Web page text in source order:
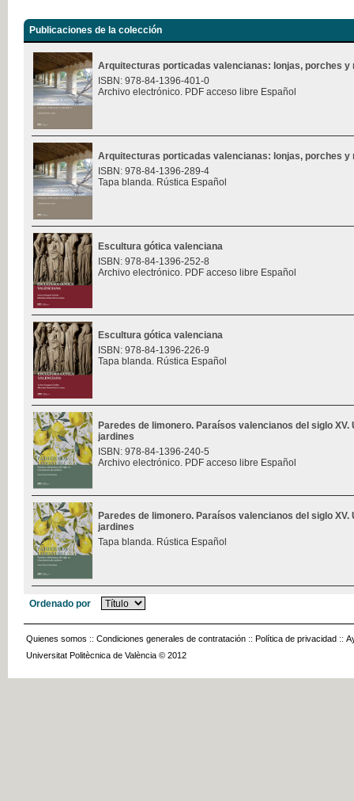
Publicaciones de la colección
Arquitecturas porticadas valencianas: lonjas, porches y
ISBN: 978-84-1396-401-0
Archivo electrónico. PDF acceso libre Español
Arquitecturas porticadas valencianas: lonjas, porches y
ISBN: 978-84-1396-289-4
Tapa blanda. Rústica Español
Escultura gótica valenciana
ISBN: 978-84-1396-252-8
Archivo electrónico. PDF acceso libre Español
Escultura gótica valenciana
ISBN: 978-84-1396-226-9
Tapa blanda. Rústica Español
Paredes de limonero. Paraísos valencianos del siglo XV.
jardines
ISBN: 978-84-1396-240-5
Archivo electrónico. PDF acceso libre Español
Paredes de limonero. Paraísos valencianos del siglo XV.
jardines
Tapa blanda. Rústica Español
Ordenado por
Quienes somos :: Condiciones generales de contratación :: Política de privacidad ::
Universitat Politècnica de València © 2012